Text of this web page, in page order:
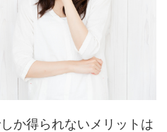
か得られないメリットは